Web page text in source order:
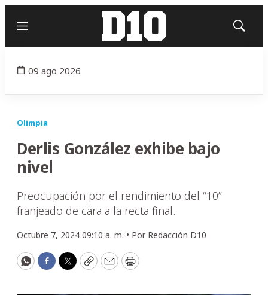
Menú
Mostrar
09 ago 2026
Olimpia
Derlis González exhibe bajo
nivel
Preocupación por el rendimiento del “10”
franjeado de cara a la recta final.
Octubre 7, 2024 09:10 a. m. • Por Redacción D10
WhatsApp
Facebook
Twitter
CopyEmailPrint